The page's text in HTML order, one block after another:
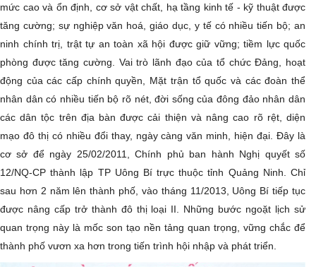
mức cao và ổn định, cơ sở vật chất, hạ tầng kinh tế - kỹ thuật đư­­ợc
tăng cư­­ờng; sự nghiệp văn hoá, giáo dục, y tế có nhiều tiến bộ; an
ninh chính trị, trật tự an toàn xã hội được giữ vững; tiềm lực quốc
phòng được tăng c­ư­ờng. Vai trò lãnh đạo của tổ chức Đảng, hoạt
động của các cấp chính quyền, Mặt trận tổ quốc và các đoàn thể
nhân dân có nhiều tiến bộ rõ nét, đời sống của đông đảo nhân dân
các dân tộc trên địa bàn đ­ư­ợc cải thiện và nâng cao rõ rệt, diện
mạo đô thị có nhiều đổi thay, ngày càng văn minh, hiện đại. Đây là
cơ sở để ngày 25/02/2011, Chính phủ ban hành Nghị quyết số
12/NQ-CP thành lập TP Uông Bí trực thuộc tỉnh Quảng Ninh. Chỉ
sau hơn 2 năm lên thành phố, vào tháng 11/2013, Uông Bí tiếp tục
được nâng cấp trở thành đô thị loại II. Những bước ngoặt lịch sử
quan trọng này là mốc son tạo nền tảng quan trọng, vững chắc để
thành phố vươn xa hơn trong tiến trình hội nhập và phát triển.